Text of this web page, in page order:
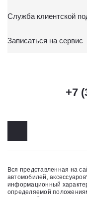
Служба клиентской
Записаться на сервис
+7
Вся представленная на
автомобилей,
информационный
определяемой